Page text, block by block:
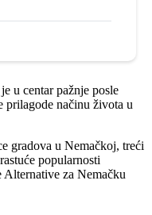
u centar pažnje posle
prilagode načinu života u
gradova u Nemačkoj, treći
popularnosti
Alternative za Nemačku